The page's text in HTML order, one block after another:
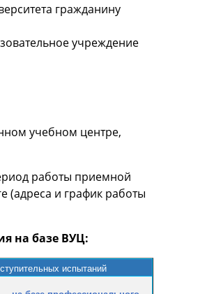
гражданину
учреждение
учебном центре,
работы приемной
(адреса и график работы
на базе ВУЦ:
испытаний